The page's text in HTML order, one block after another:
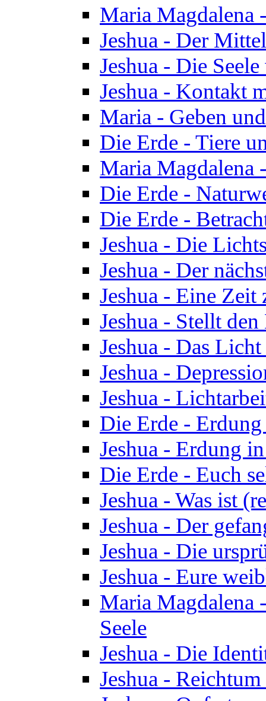
Maria Magdalena
Jeshua - Der
Jeshua - Die
Jeshua - Kontakt
Maria - Geben
Die Erde - Tiere
Maria Magdalena
Die Erde -
Die Erde -
Jeshua - Die
Jeshua - Der
Jeshua - Eine Zeit
Jeshua - Stellt
Jeshua - Das
Jeshua -
Jeshua -
Die Erde -
Jeshua - Erdung
Die Erde - Euch
Jeshua - Was ist
Jeshua - Der
Jeshua - Die
Jeshua - Eure
Maria Magdalena
Seele
Jeshua - Die
Jeshua -